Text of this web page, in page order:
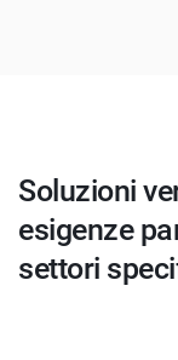
Soluzioni
esigenze
settori